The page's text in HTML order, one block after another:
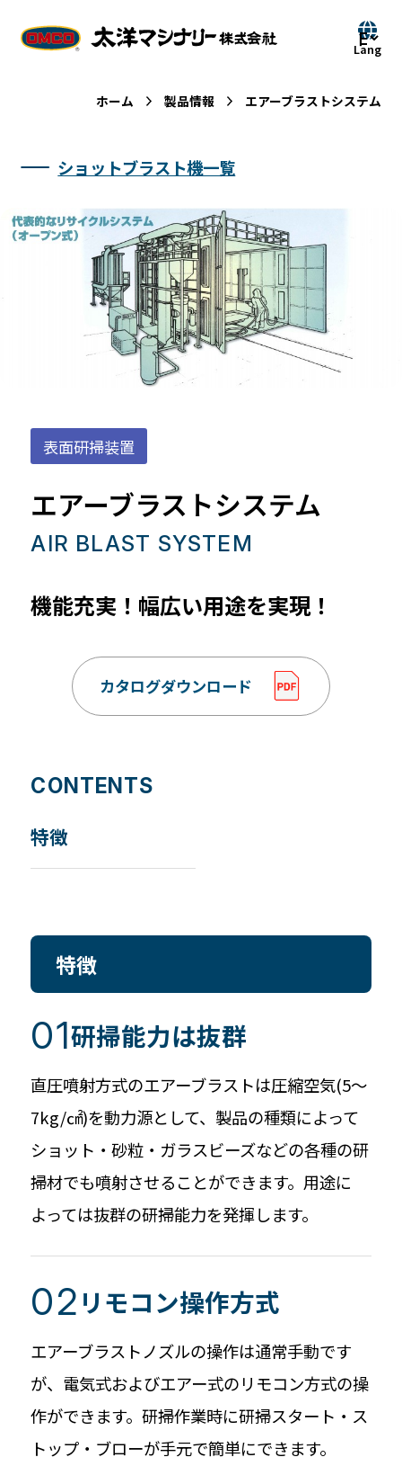
ホーム 製品情報 エアーブラストシステム
ショットブラスト機一覧
表面研掃装置
エアーブラストシステム
AIR BLAST SYSTEM
機能充実！幅広い用途を実現！
カタログダウンロード
CONTENTS
特徴
特徴
研掃能力は抜群
直圧噴射方式のエアーブラストは圧縮空気(5～
7kg/㎠)を動力源として、製品の種類によって
ショット・砂粒・ガラスビーズなどの各種の研
掃材でも噴射させることができます。用途に
よっては抜群の研掃能力を発揮します。
リモコン操作方式
エアーブラストノズルの操作は通常手動です
が、電気式およびエアー式のリモコン方式の操
作ができます。研掃作業時に研掃スタート・ス
トップ・ブローが手元で簡単にできます。